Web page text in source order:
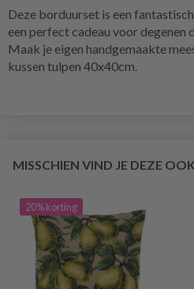
Deze borduurset is een
een perfect cadeau voor degenen
Maak je eigen handgemaakte
kussen tulpen 40x40cm.
MISSCHIEN VIND JE DEZE
20% korting